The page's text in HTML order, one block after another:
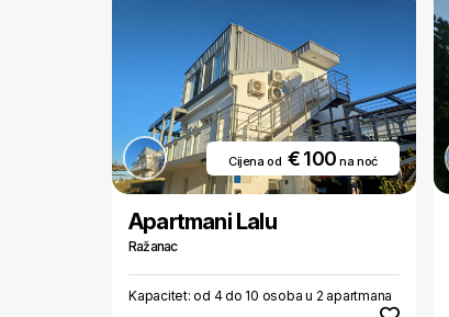
Cijena od € 100na noć
Apartmani Lalu
Ražanac
Kapacitet: od 4 do 10 osoba u 2 apartmana